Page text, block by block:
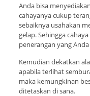
Anda bisa
cahayanya cukup
sebaiknya usahakan
gelap. Sehingga
penerangan yang
Kemudian dekatkan
apabila terlihat
maka kemungkinan
ditetaskan di sana.